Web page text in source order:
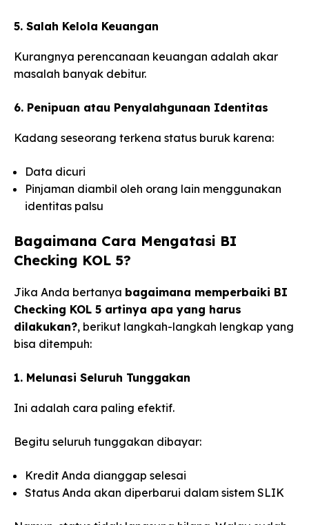
5. Salah Kelola Keuangan
Kurangnya perencanaan keuangan adalah akar
masalah banyak debitur.
6. Penipuan atau Penyalahgunaan Identitas
Kadang seseorang terkena status buruk karena:
Data dicuri
Pinjaman diambil oleh orang lain menggunakan
identitas palsu
Bagaimana Cara Mengatasi BI
Checking KOL 5?
Jika Anda bertanya bagaimana memperbaiki BI
Checking KOL 5 artinya apa yang harus
dilakukan?, berikut langkah-langkah lengkap yang
bisa ditempuh:
1. Melunasi Seluruh Tunggakan
Ini adalah cara paling efektif.
Begitu seluruh tunggakan dibayar:
Kredit Anda dianggap selesai
Status Anda akan diperbarui dalam sistem SLIK